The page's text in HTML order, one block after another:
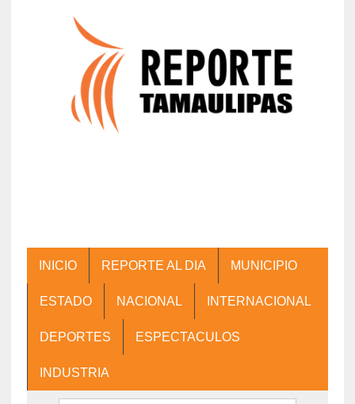
INICIO REPORTE AL DIA MUNICIPIO
ESTADO NACIONAL INTERNACIONAL
DEPORTES ESPECTACULOS
INDUSTRIA